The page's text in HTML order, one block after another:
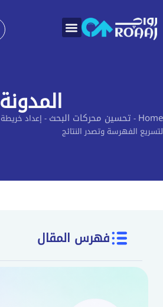
إلى
المحتوى
المدونة Home
- تحسين محركات البحث -
لتسريع الفهرسة وتصدر النتائج
فهرس المقال